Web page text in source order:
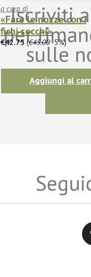
a cura di
«Fare le nozze con i
fichi secchi»
€42.75 (€45.00-5%)
Aggiungi al
Iscriviti
per
sulle